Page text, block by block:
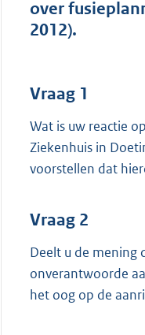
over
2012).
Vraag 1
Wat is uw reactie
Ziekenhuis in
voorstellen dat
Vraag 2
Deelt u de mening
onverantwoorde
het oog op de